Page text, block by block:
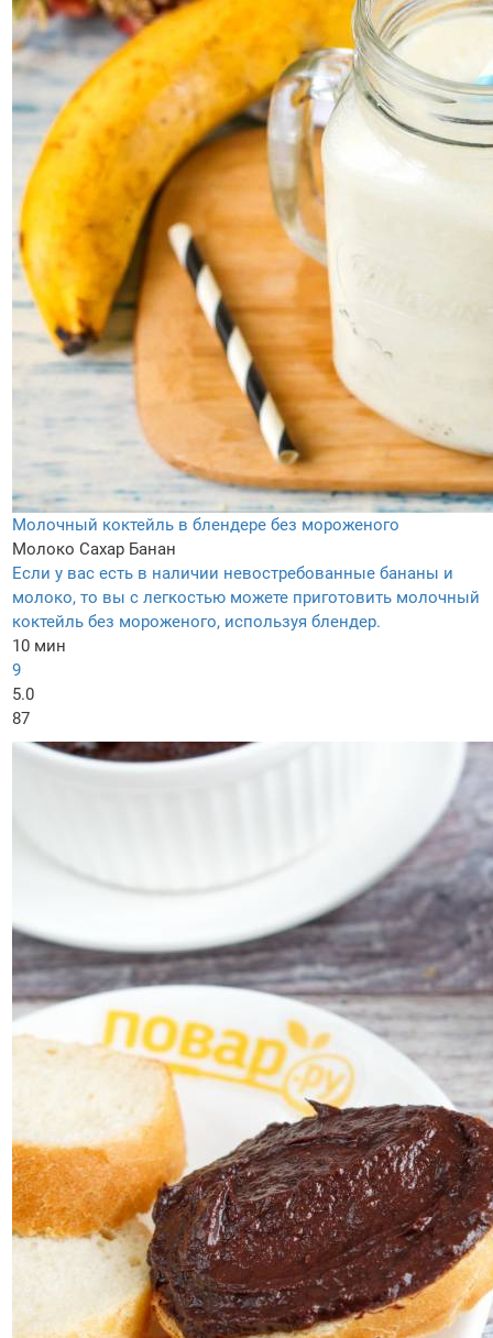
Молочный коктейль в блендере без мороженого
Молоко Сахар Банан
Если у вас есть в наличии невостребованные бананы и
молоко, то вы с легкостью можете приготовить молочный
коктейль без мороженого, используя блендер.
10 мин
9
5.0
87